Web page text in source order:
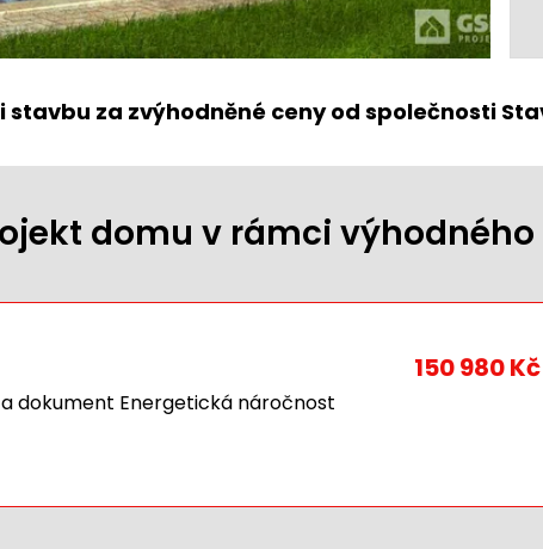
za zvýhodněné ceny od společnosti
domu v rámci
dokument Energetická náročnost
150 980 Kč